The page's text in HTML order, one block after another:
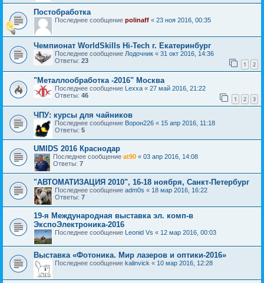
Постобработка
Последнее сообщение polinaff « 23 ноя 2016, 00:35
Чемпионат WorldSkills Hi-Tech г. Екатеринбург
Последнее сообщение Лодочник « 31 окт 2016, 14:36
Ответы: 23 1 2
"Металлообработка -2016" Москва
Последнее сообщение Lexxa « 27 май 2016, 21:22
Ответы: 46 1 2 3
ЧПУ: курсы для чайников
Последнее сообщение Ворон226 « 15 апр 2016, 11:18
Ответы: 5
UMIDS 2016 Краснодар
Последнее сообщение at90 « 03 апр 2016, 14:08
Ответы: 7
"АВТОМАТИЗАЦИЯ 2010", 16-18 ноября, Санкт-Петербург
Последнее сообщение adm0s « 18 мар 2016, 16:22
Ответы: 7
19-я Международная выставка эл. комп-в
ЭкспоЭлектроника-2016
Последнее сообщение Leonid Vs « 12 мар 2016, 00:03
Выставка «Фотоника. Мир лазеров и оптики-2016»
Последнее сообщение kalinvick « 10 мар 2016, 12:28